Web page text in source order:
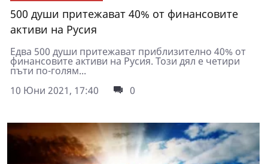
500 души притежават 40% от финансовите
активи на Русия
Едва 500 души притежават приблизително 40% от
финансовите активи на Русия. Този дял е четири
пъти по-голям...
10 Юни 2021, 17:40
0